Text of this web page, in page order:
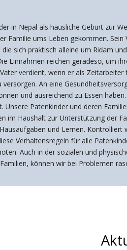
in Nepal als häusliche Geburt zur
Familie ums Leben gekommen.
sich praktisch alleine um Ridam
Einnahmen reichen geradeso, um
verdient, wenn er als
versorgen. An eine
und ausreichend zu Essen
Unsere Patenkinder und deren
im Haushalt zur Unterstützung der
und Lernen.
Verhaltensregeln für alle
Auch in der sozialen und
können wir bei Problemen